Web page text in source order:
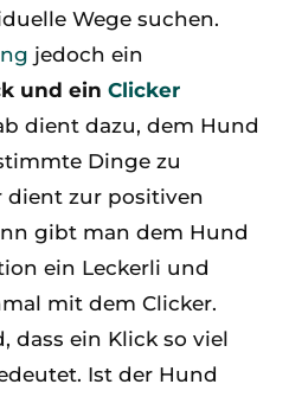
Wege suchen.
jedoch ein
und ein Clicker
dient dazu, dem Hund
Dinge zu
dient zur positiven
gibt man dem Hund
ein Leckerli und
mit dem Clicker.
dass ein Klick so viel
Ist der Hund